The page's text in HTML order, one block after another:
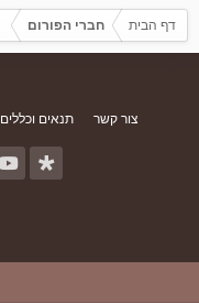
דף הבית חברי הפורום
צור קשר
תנאים וכללים